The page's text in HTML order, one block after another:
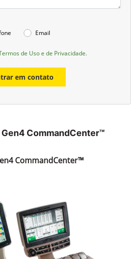
Email
de Uso e de Privacidade.
em contato
CommandCenter™
CommandCenter™